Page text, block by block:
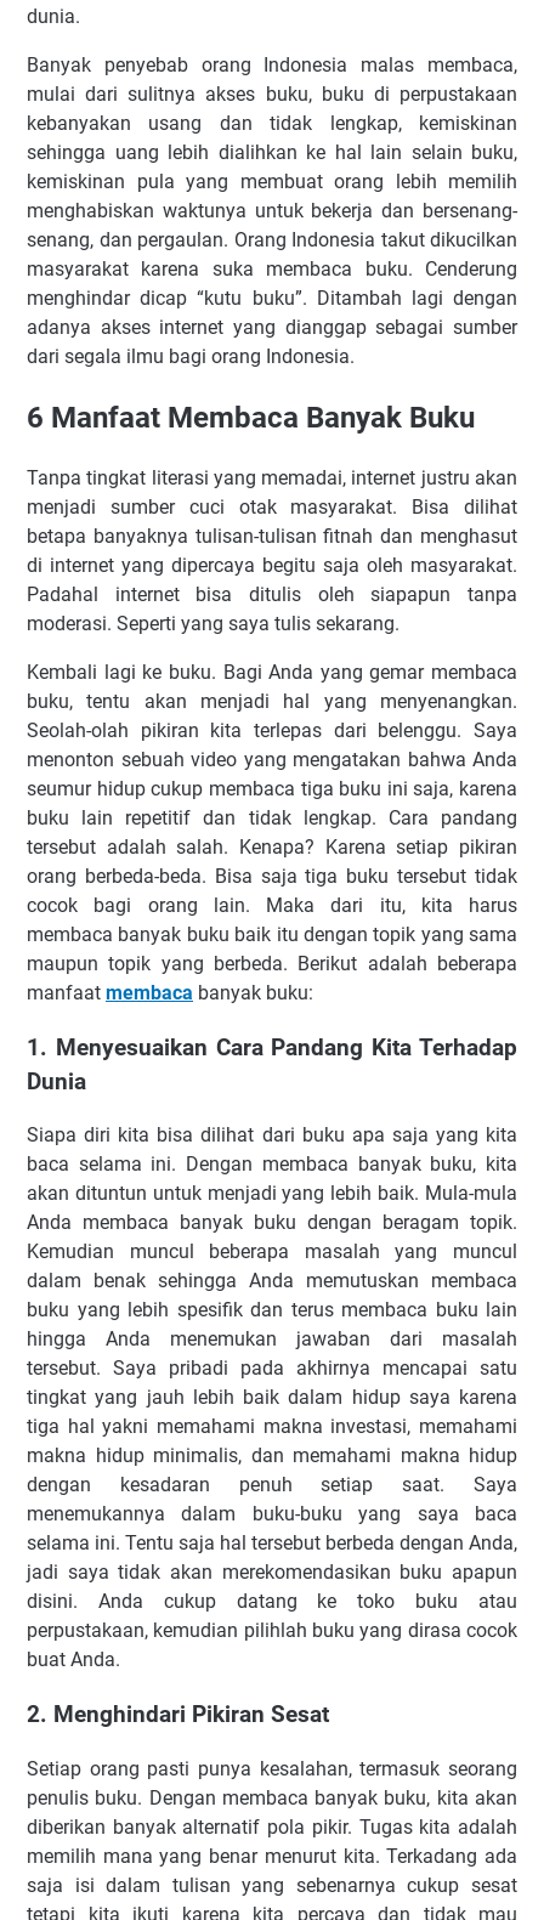
dunia.
Banyak penyebab orang Indonesia malas membaca,
mulai dari sulitnya akses buku, buku di perpustakaan
kebanyakan usang dan tidak lengkap, kemiskinan
sehingga uang lebih dialihkan ke hal lain selain buku,
kemiskinan pula yang membuat orang lebih memilih
menghabiskan waktunya untuk bekerja dan bersenang-
senang, dan pergaulan. Orang Indonesia takut dikucilkan
masyarakat karena suka membaca buku. Cenderung
menghindar dicap “kutu buku”. Ditambah lagi dengan
adanya akses internet yang dianggap sebagai sumber
dari segala ilmu bagi orang Indonesia.
6 Manfaat Membaca Banyak Buku
Tanpa tingkat literasi yang memadai, internet justru akan
menjadi sumber cuci otak masyarakat. Bisa dilihat
betapa banyaknya tulisan-tulisan fitnah dan menghasut
di internet yang dipercaya begitu saja oleh masyarakat.
Padahal internet bisa ditulis oleh siapapun tanpa
moderasi. Seperti yang saya tulis sekarang.
Kembali lagi ke buku. Bagi Anda yang gemar membaca
buku, tentu akan menjadi hal yang menyenangkan.
Seolah-olah pikiran kita terlepas dari belenggu. Saya
menonton sebuah video yang mengatakan bahwa Anda
seumur hidup cukup membaca tiga buku ini saja, karena
buku lain repetitif dan tidak lengkap. Cara pandang
tersebut adalah salah. Kenapa? Karena setiap pikiran
orang berbeda-beda. Bisa saja tiga buku tersebut tidak
cocok bagi orang lain. Maka dari itu, kita harus
membaca banyak buku baik itu dengan topik yang sama
maupun topik yang berbeda. Berikut adalah beberapa
manfaat membaca banyak buku:
1. Menyesuaikan Cara Pandang Kita Terhadap
Dunia
Siapa diri kita bisa dilihat dari buku apa saja yang kita
baca selama ini. Dengan membaca banyak buku, kita
akan dituntun untuk menjadi yang lebih baik. Mula-mula
Anda membaca banyak buku dengan beragam topik.
Kemudian muncul beberapa masalah yang muncul
dalam benak sehingga Anda memutuskan membaca
buku yang lebih spesifik dan terus membaca buku lain
hingga Anda menemukan jawaban dari masalah
tersebut. Saya pribadi pada akhirnya mencapai satu
tingkat yang jauh lebih baik dalam hidup saya karena
tiga hal yakni memahami makna investasi, memahami
makna hidup minimalis, dan memahami makna hidup
dengan kesadaran penuh setiap saat. Saya
menemukannya dalam buku-buku yang saya baca
selama ini. Tentu saja hal tersebut berbeda dengan Anda,
jadi saya tidak akan merekomendasikan buku apapun
disini. Anda cukup datang ke toko buku atau
perpustakaan, kemudian pilihlah buku yang dirasa cocok
buat Anda.
2. Menghindari Pikiran Sesat
Setiap orang pasti punya kesalahan, termasuk seorang
penulis buku. Dengan membaca banyak buku, kita akan
diberikan banyak alternatif pola pikir. Tugas kita adalah
memilih mana yang benar menurut kita. Terkadang ada
saja isi dalam tulisan yang sebenarnya cukup sesat
tetapi kita ikuti karena kita percaya dan tidak mau